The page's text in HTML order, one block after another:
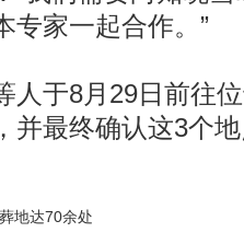
专家一起合作。”
于8月29日前往位
并最终确认这3个
地达70余处